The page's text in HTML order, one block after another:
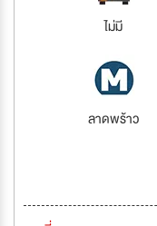
ไม่มี
ลาดพร้าว